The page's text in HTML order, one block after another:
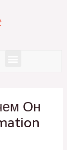
Menu
Он